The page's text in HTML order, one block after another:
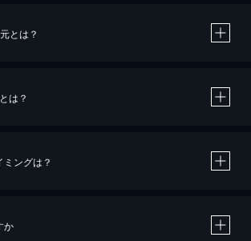
とは？
、クレジットカード決済による作品の購入 / レンタルです。
は？
ングは？
か